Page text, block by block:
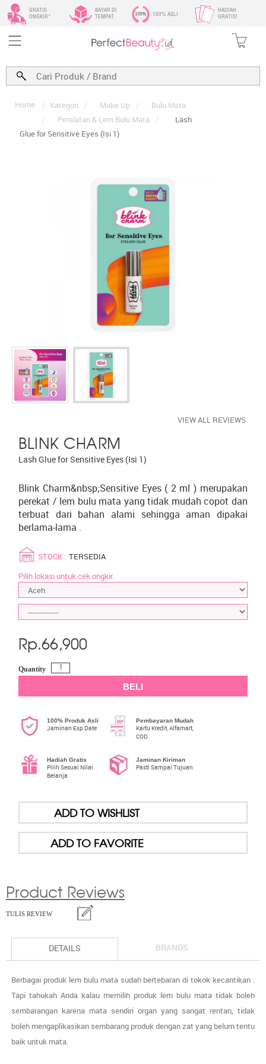
GRATIS
ONGKIR*
BAYAR DI
TEMPAT
100% ASLI
HADIAH
GRATIS!
Home / Kategori / Make Up /
Bulu Mata
/
Peralatan & Lem Bulu Mata /
Lash
Glue for Sensitive Eyes (Isi 1)
BLINK CHARM
Lash Glue for Sensitive Eyes (Isi 1)
Blink Charm&nbsp;Sensitive Eyes ( 2 ml ) merupakan
perekat / lem bulu mata yang tidak mudah copot dan
terbuat dari bahan alami sehingga aman dipakai
berlama-lama .
VIEW ALL REVIEWS
STOCK : TERSEDIA
Pilih lokasi untuk cek ongkir.
Rp.66,900
Quantity
BELI
100% Produk Asli
Jaminan Exp Date
Pembayaran Mudah
Kartu Kredit, Alfamart,
COD
Hadiah Gratis
Pilih Sesuai Nilai
Belanja
Jaminan Kiriman
Pasti Sampai Tujuan
ADD TO WISHLIST
ADD TO FAVORITE
Product Reviews
TULIS REVIEW
DETAILS BRANDS
Berbagai produk lem bulu mata sudah bertebaran di tokok kecantikan .
Tapi tahukah Anda kalau memilih produk lem bulu mata tidak boleh
sembarangan karena mata sendiri organ yang sangat rentan, tidak
boleh mengaplikasikan sembarang produk dengan zat yang belum tentu
baik untuk mata.